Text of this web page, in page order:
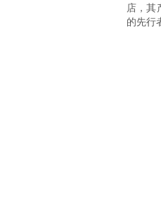
店，其
的先行